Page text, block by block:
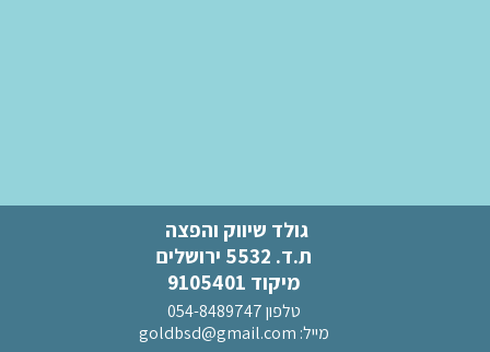
גולד שיווק והפצה
ת.ד. 5532 ירושלים
מיקוד 9105401
טלפון 054-8489747
מייל: goldbsd@gmail.com